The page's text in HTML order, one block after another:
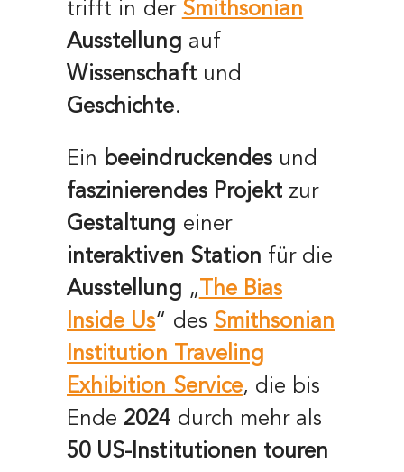
trifft in der Smithsonian
Ausstellung auf
Wissenschaftund
Geschichte.
Ein beeindruckendesund
faszinierendes Projekt zur
Gestaltung einer
interaktiven Station für die
Ausstellung „ The Bias
Inside Us“ des Smithsonian
Institution Traveling
Exhibition Service, die bis
Ende 2024 durch mehr als
50 US-Institutionen touren